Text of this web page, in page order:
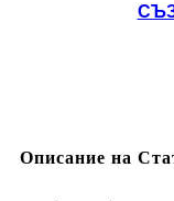
Описание на